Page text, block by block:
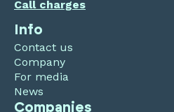
Call charges
Info
Contact us
Company
For media
News
Companies